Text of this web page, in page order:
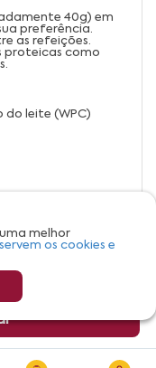
40g) em
preferência.
as refeições.
proteicas como
leite (WPC)
e ao abrigo da
evitar o consumo.
melhor
os cookies e